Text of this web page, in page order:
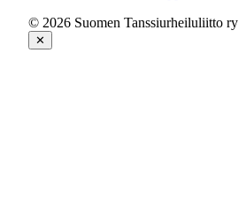
© 2026 Suomen Tanssiurheiluliitto ry
✕